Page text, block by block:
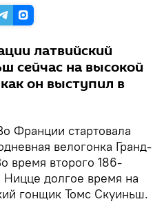
латвийский
сейчас на высокой
он выступил в
Франции стартовала
велогонка Гранд-
время второго 186-
Ницце долгое время на
гонщик Томс Скуиньш.